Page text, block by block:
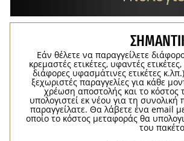
Εάν θέλετε να παραγγείλετε
κρεμαστές ετικέτες, υφαντές
διάφορες υφασμάτινες ετικέτες
ξεχωριστές παραγγελίες για κάθε
χρέωση αποστολής και το
υπολογιστεί εκ νέου για τη
παραγγείλατε. Θα λάβετε ένα email
οποίο το κόστος μεταφοράς θα
του